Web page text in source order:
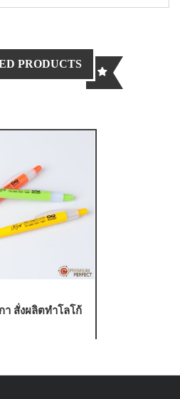
PRODUCTS
า สั่งผลิตทำโลโก้